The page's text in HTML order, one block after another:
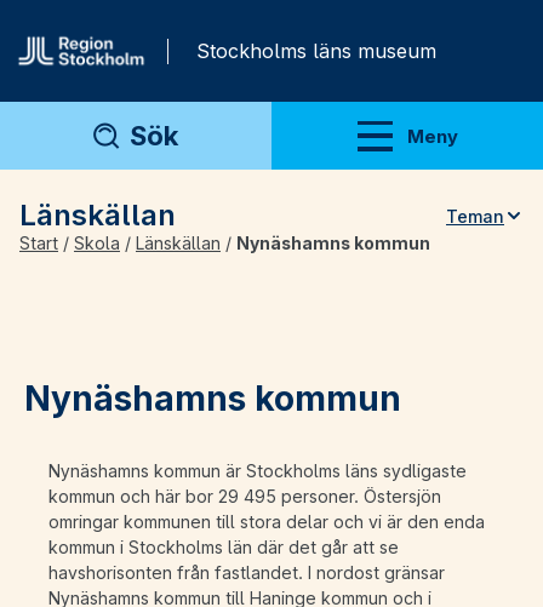
Stockholms läns museum
Sök Meny
Visa meny
Länskällan
Teman
Teman
För lärare
Start / Skola / Länskällan / Nynäshamns kommun
Nynäshamns kommun
Nynäshamns kommun är Stockholms läns sydligaste
kommun och här bor 29 495 personer. Östersjön
omringar kommunen till stora delar och vi är den enda
kommun i Stockholms län där det går att se
havshorisonten från fastlandet. I nordost gränsar
Nynäshamns kommun till Haninge kommun och i